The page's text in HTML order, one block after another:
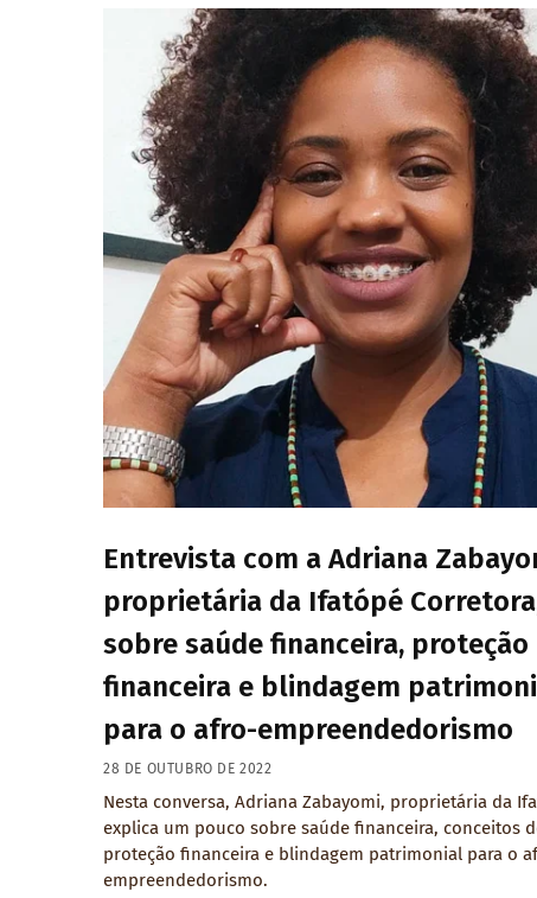
Entrevista com a Adriana
proprietária da Ifatópé
sobre saúde financeira, proteção
financeira e blindagem
para o afro-empreendedorismo
28 DE OUTUBRO DE 2022
Nesta conversa, Adriana Zabayomi, proprietária da
explica um pouco sobre saúde financeira, conceitos
proteção financeira e blindagem patrimonial para o
empreendedorismo.